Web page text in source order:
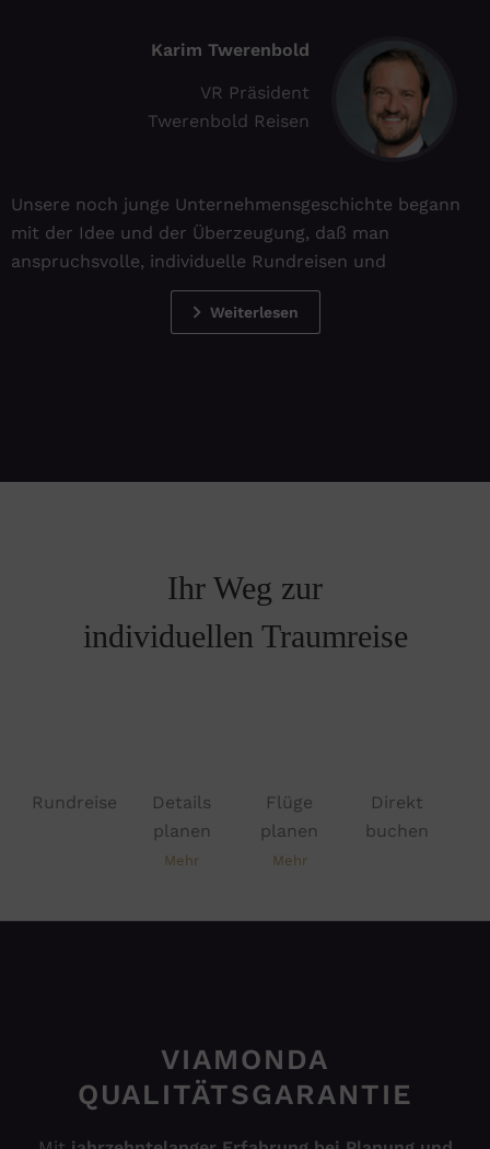
Karim Twerenbold
VR Präsident
Twerenbold Reisen
Unsere noch junge Unternehmensgeschichte begann
mit der Idee und der Überzeugung, daß man
anspruchsvolle, individuelle Rundreisen und
Weiterlesen
Ihr Weg zur
individuellen Traumreise
Rund­reise
Details
planen
Mehr
Flüge
planen
Mehr
Direkt
buchen
VIAMONDA
QUALITÄTSGARANTIE